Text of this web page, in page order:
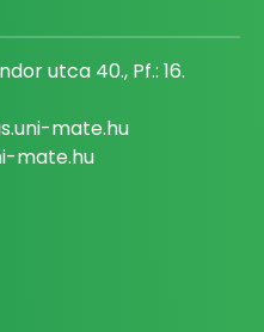
utca 40., Pf.: 16.
mate.hu
mate.hu